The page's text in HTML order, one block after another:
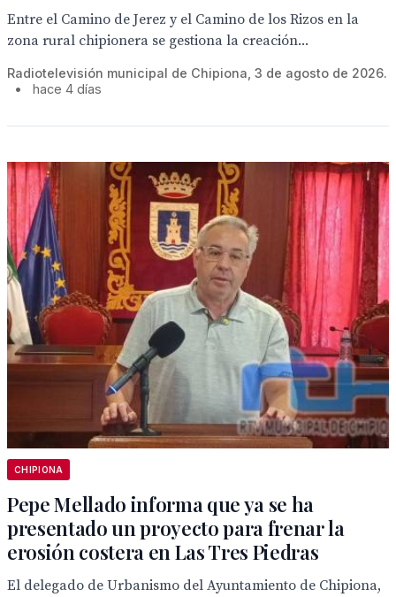
Entre el Camino de Jerez y el Camino de los Rizos en la
zona rural chipionera se gestiona la creación...
Radiotelevisión municipal de Chipiona, 3 de agosto de 2026.
•
hace 4 días
CHIPIONA
Pepe Mellado informa que ya se ha
presentado un proyecto para frenar la
erosión costera en Las Tres Piedras
El delegado de Urbanismo del Ayuntamiento de Chipiona,